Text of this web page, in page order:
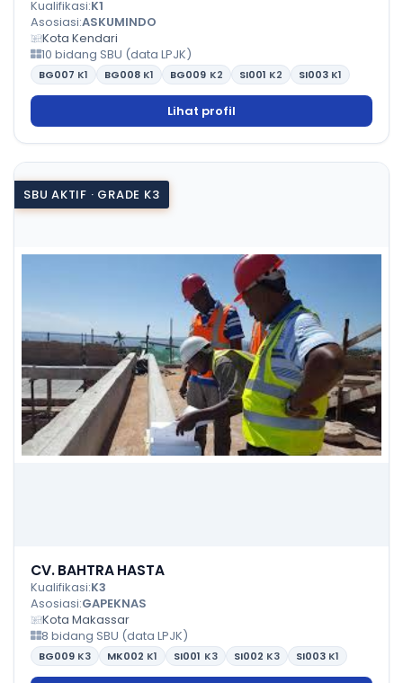
Kualifikasi:K1
Asosiasi:ASKUMINDO
Kota Kendari
10 bidang SBU (data LPJK)
BG007 K1 BG008 K1 BG009 K2 SI001 K2 SI003 K1
Lihat profil
SBU AKTIF · GRADE K3
CV. BAHTRA HASTA
Kualifikasi:K3
Asosiasi:GAPEKNAS
Kota Makassar
8 bidang SBU (data LPJK)
BG009 K3 MK002 K1 SI001 K3 SI002 K3 SI003 K1